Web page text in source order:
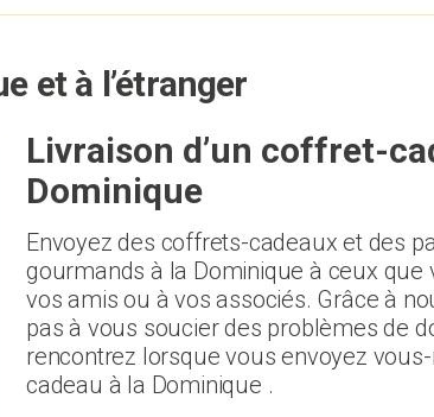
et à l’étranger
Livraison d’un coffret-
Dominique
Envoyez des coffrets-cadeaux et des
gourmands à la Dominique à ceux que
vos amis ou à vos associés. Grâce à
pas à vous soucier des problèmes de
rencontrez lorsque vous envoyez
cadeau à la Dominique .